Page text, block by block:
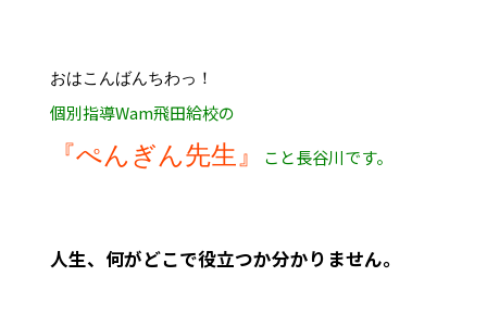
おはこんばんちわっ！
個別指導Wam飛田給校の
『ぺんぎん先生』 こと長谷川です。
人生、何がどこで役立つか分かりません。